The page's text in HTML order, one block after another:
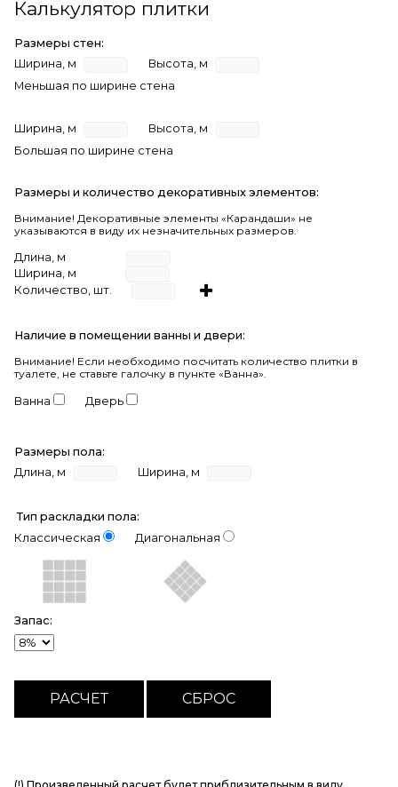
Калькулятор плитки
Размеры стен:
Ширина, м
Высота, м
Меньшая по ширине стена
Ширина, м
Высота, м
Большая по ширине стена
Размеры и количество декоративных элементов:
Внимание! Декоративные элементы «Карандаши» не
указываются в виду их незначительных размеров.
Длина, м
Ширина, м
Количество, шт.
Наличие в помещении ванны и двери:
Внимание! Если необходимо посчитать количество плитки в
туалете, не ставьте галочку в пункте «Ванна».
Ванна Дверь
Размеры пола:
Длина, м
Ширина, м
Тип раскладки пола:
Классическая
Диагональная
Запас: